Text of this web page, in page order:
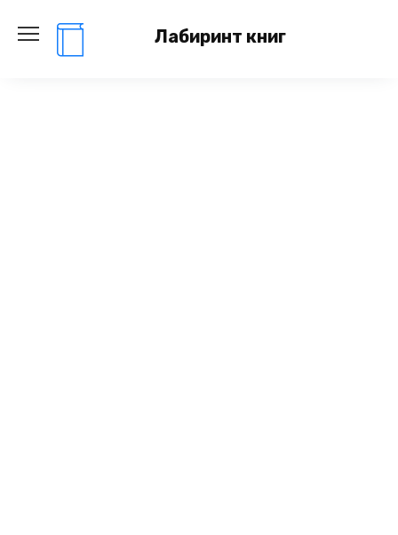
содержанию
Лабиринт книг